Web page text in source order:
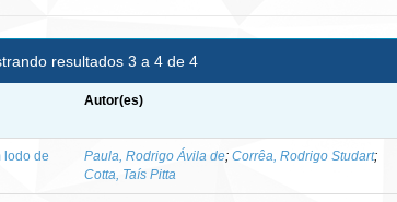
resultados 3 a 4 de 4
Autor(es)
lodo de
Paula, Rodrigo Ávila de; Corrêa, Rodrigo Studart;
Cotta, Taís Pitta